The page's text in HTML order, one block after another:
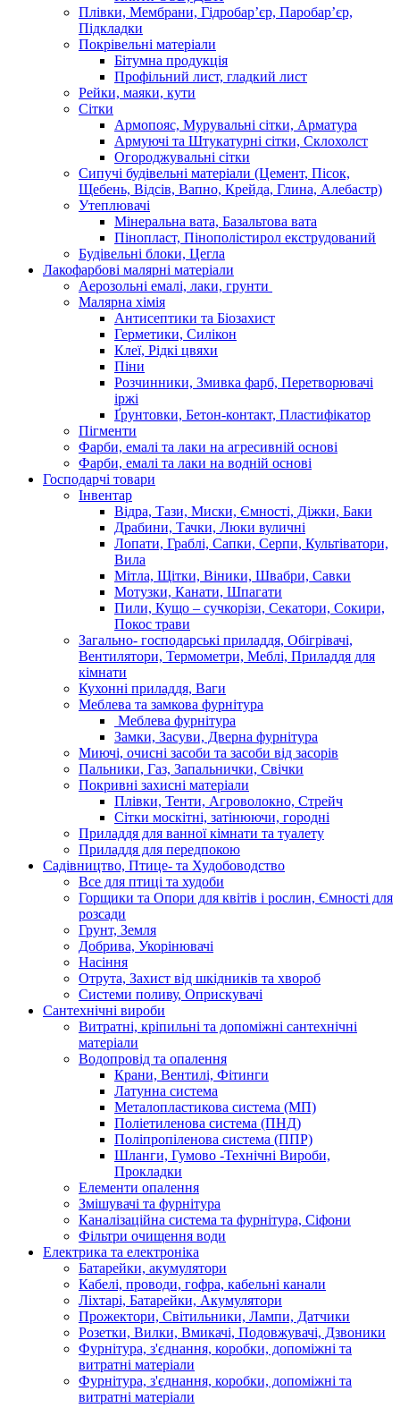
Плівки, Мембрани, Гідробар’єр, Паробар’єр,
Підкладки
Покрівельні матеріали
Бітумна продукція
Профільний лист, гладкий лист
Рейки, маяки, кути
Сітки
Армопояс, Мурувальні сітки, Арматура
Армуючі та Штукатурні сітки, Склохолст
Огороджувальні сітки
Сипучі будівельні матеріали (Цемент, Пісок,
Щебень, Відсів, Вапно, Крейда, Глина, Алебастр)
Утеплювачі
Мінеральна вата, Базальтова вата
Пінопласт, Пінополістирол екструдований
Будівельні блоки, Цегла
Лакофарбові малярні матеріали
Аерозольні емалі, лаки, грунти
Малярна хімія
Антисептики та Біозахист
Герметики, Силікон
Клеї, Рідкі цвяхи
Піни
Розчинники, Змивка фарб, Перетворювачі
іржі
Ґрунтовки, Бетон-контакт, Пластифікатор
Пігменти
Фарби, емалі та лаки на агресивній основі
Фарби, емалі та лаки на водній основі
Господарчі товари
Інвентар
Відра, Тази, Миски, Ємності, Діжки, Баки
Драбини, Тачки, Люки вуличні
Лопати, Граблі, Сапки, Серпи, Культіватори,
Вила
Мітла, Щітки, Віники, Швабри, Савки
Мотузки, Канати, Шпагати
Пили, Кущо – сучкорізи, Секатори, Сокири,
Покос трави
Загально- господарські приладдя, Обігрівачі,
Вентилятори, Термометри, Меблі, Приладдя для
кімнати
Кухонні приладдя, Ваги
Меблева та замкова фурнітура
Меблева фурнітура
Замки, Засуви, Дверна фурнітура
Миючі, очисні засоби та засоби від засорів
Пальники, Газ, Запальнички, Свічки
Покривні захисні матеріали
Плівки, Тенти, Агроволокно, Стрейч
Сітки москітні, затінюючи, городні
Приладдя для ванної кімнати та туалету
Приладдя для передпокою
Садівництво, Птице- та Худобоводство
Все для птиці та худоби
Горщики та Опори для квітів і рослин, Ємності для
розсади
Грунт, Земля
Добрива, Укорінювачі
Насіння
Отрута, Захист від шкідників та хвороб
Системи поливу, Оприскувачі
Сантехнічні вироби
Витратні, кріпильні та допоміжні сантехнічні
матеріали
Водопровід та опалення
Крани, Вентилі, Фітинги
Латунна система
Металопластикова система (МП)
Поліетиленова система (ПНД)
Поліпропіленова система (ППР)
Шланги, Гумово -Технічні Вироби,
Прокладки
Елементи опалення
Змішувачі та фурнітура
Каналізаційна система та фурнітура, Сіфони
Фільтри очищення води
Електрика та електроніка
Батарейки, акумулятори
Кабелі, проводи, гофра, кабельні канали
Ліхтарі, Батарейки, Акумулятори
Прожектори, Світильники, Лампи, Датчики
Розетки, Вилки, Вмикачі, Подовжувачі, Дзвоники
Фурнітура, з'єднання, коробки, допоміжні та
витратні матеріали
Фурнітура, з'єднання, коробки, допоміжні та
витратні матеріали